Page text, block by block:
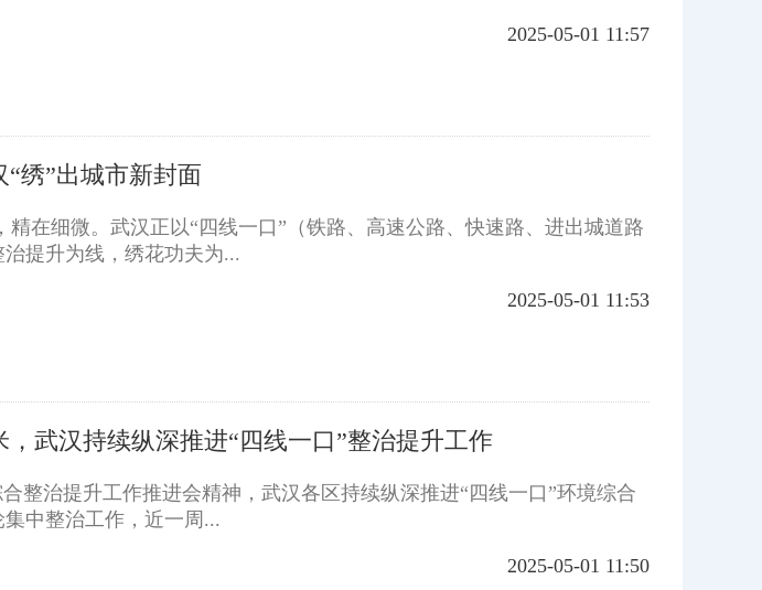
2025-05-01 11:57
绣”出城市新封面
细微。武汉正以“四线一口”（铁路、高速公路、快速路、进出城道路
提升为线，绣花功夫为...
2025-05-01 11:53
，武汉持续纵深推进“四线一口”整治提升工作
整治提升工作推进会精神，武汉各区持续纵深推进“四线一口”环境综合
中整治工作，近一周...
2025-05-01 11:50